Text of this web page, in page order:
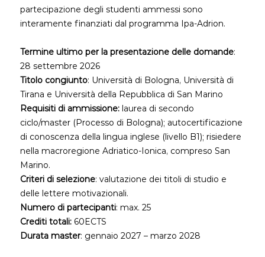
partecipazione degli studenti ammessi sono
interamente finanziati dal programma Ipa-Adrion.
Termine ultimo per la presentazione delle domande:
28 settembre 2026
Titolo congiunto: Università di Bologna, Università di
Tirana e Università della Repubblica di San Marino
Requisiti di ammissione: laurea di secondo
ciclo/master (Processo di Bologna); autocertificazione
di conoscenza della lingua inglese (livello B1); risiedere
nella macroregione Adriatico-Ionica, compreso San
Marino.
Criteri di selezione: valutazione dei titoli di studio e
delle lettere motivazionali.
Numero di partecipanti: max. 25
Crediti totali: 60ECTS
Durata master: gennaio 2027 – marzo 2028